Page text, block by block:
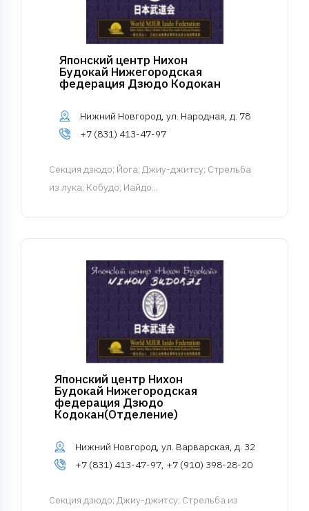
Японский центр Нихон
Будокай Нижегородская
федерация Дзюдо Кодокан
Нижний Новгород, ул. Народная, д. 78
+7 (831) 413-47-97
Cекция дзюдо; Йога; Джиу-джитсу; Стрельба
из лука; Кобудо; Иайдо...
Японский центр Нихон
Будокай Нижегородская
федерация Дзюдо
Кодокан(Отделение)
Нижний Новгород, ул. Варварская, д. 32
+7 (831) 413-47-97, +7 (910) 398-28-20
Cекция дзюдо; Джиу-джитсу; Стрельба из